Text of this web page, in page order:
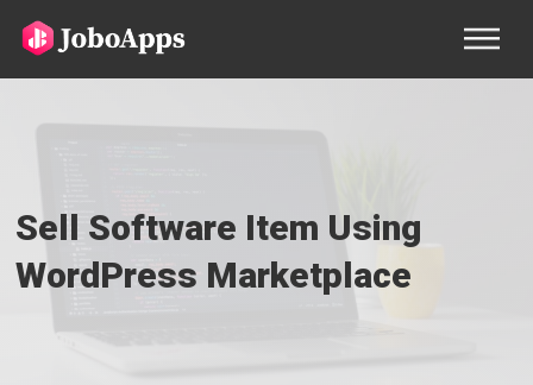
Sell Software Item Using
WordPress Marketplace